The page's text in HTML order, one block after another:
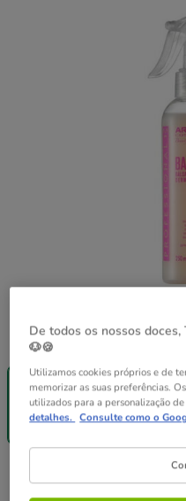
Formato:250 ml
250 ml
Entrega
Grátis
16.29€
(65.16€ / l)
Preço 16.29€, 65.16 EUR
16.29€
De todos os nossos
🐶🍪
Utilizamos cookies próprios e de
memorizar as suas preferências.
utilizados para a personalização de
detalhes. Consulte como o